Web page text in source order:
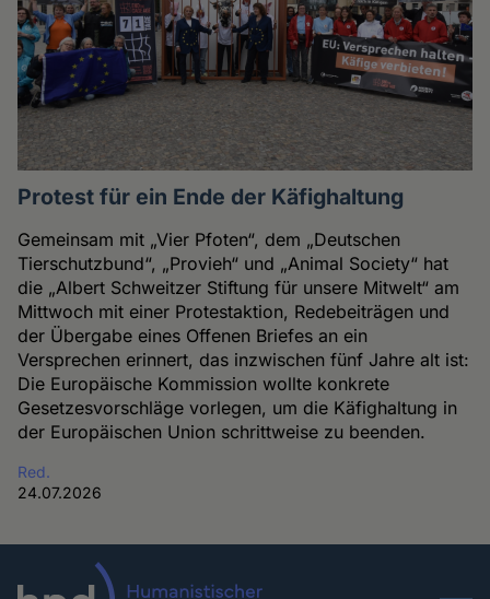
Protest für ein Ende der Käfighaltung
Gemeinsam mit „Vier Pfoten“, dem „Deutschen
Tierschutzbund“, „Provieh“ und „Animal Society“ hat
die „Albert Schweitzer Stiftung für unsere Mitwelt“ am
Mittwoch mit einer Protestaktion, Redebeiträgen und
der Übergabe eines Offenen Briefes an ein
Versprechen erinnert, das inzwischen fünf Jahre alt ist:
Die Europäische Kommission wollte konkrete
Gesetzesvorschläge vorlegen, um die Käfighaltung in
der Europäischen Union schrittweise zu beenden.
Red.
24.07.2026